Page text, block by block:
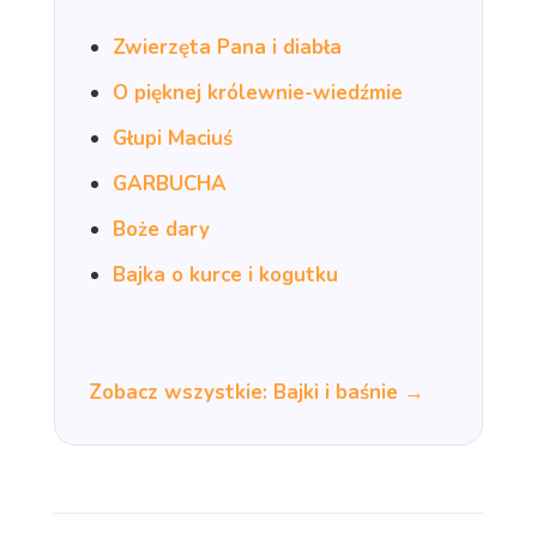
Zwierzęta Pana i diabła
O pięknej królewnie-wiedźmie
Głupi Maciuś
GARBUCHA
Boże dary
Bajka o kurce i kogutku
Zobacz wszystkie: Bajki i baśnie →